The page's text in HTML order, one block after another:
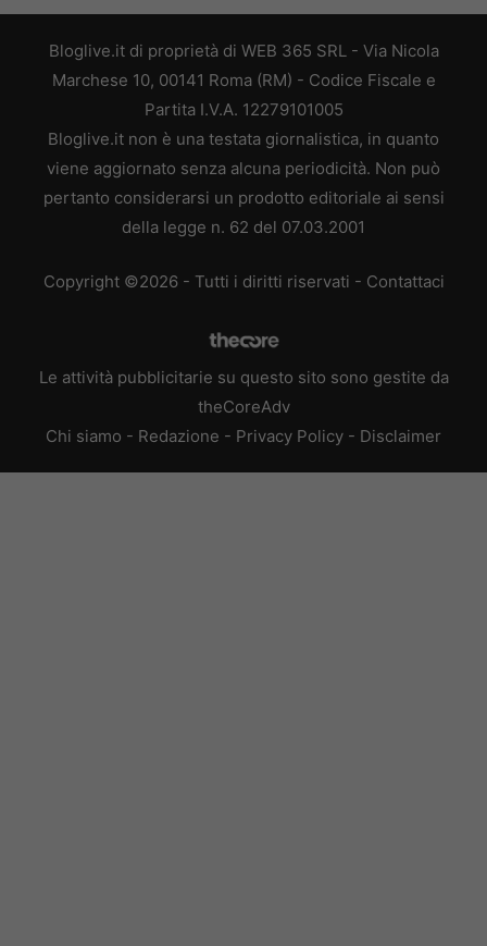
Bloglive.it di proprietà di WEB 365 SRL - Via Nicola
Marchese 10, 00141 Roma (RM) - Codice Fiscale e
Partita I.V.A. 12279101005
Bloglive.it non è una testata giornalistica, in quanto
viene aggiornato senza alcuna periodicità. Non può
pertanto considerarsi un prodotto editoriale ai sensi
della legge n. 62 del 07.03.2001
Copyright ©2026 - Tutti i diritti riservati - Contattaci
Le attività pubblicitarie su questo sito sono gestite da
theCoreAdv
Chi siamo - Redazione - Privacy Policy - Disclaimer